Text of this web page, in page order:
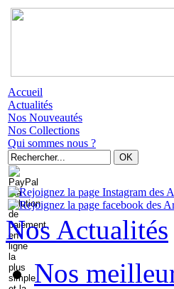
Accueil
Actualités
Nos Nouveautés
Nos Collections
Qui sommes nous ?
Nos Actualités
Nos